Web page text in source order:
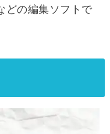
どの編集ソフトで